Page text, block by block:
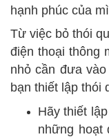
hạnh phúc của
Từ việc bỏ thói
điện thoại thông
nhỏ cần đưa
bạn thiết lập thói
Hãy thiết
những hoạt